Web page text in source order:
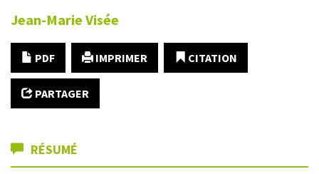
Jean-Marie Visée
PDF IMPRIMER CITATION
PARTAGER
RÉSUMÉ